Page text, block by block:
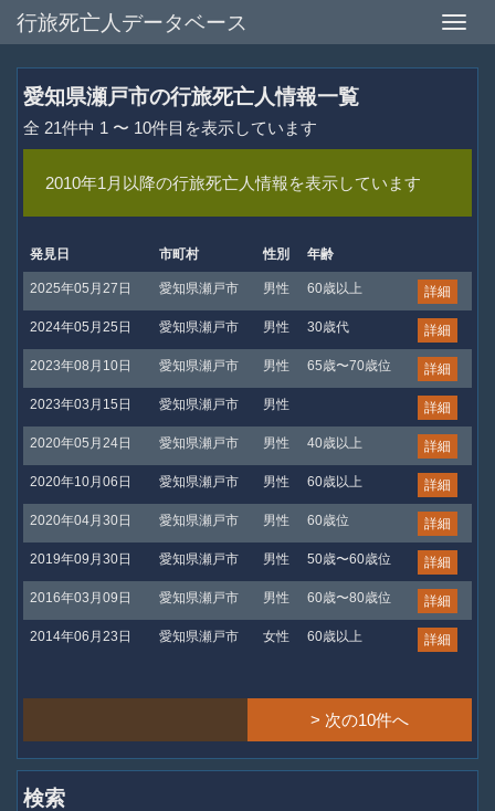
Toggle
行旅死亡人データベース
愛知県瀬戸市の行旅死亡人情報一覧
全 21件中 1 〜 10件目を表示しています
2010年1月以降の行旅死亡人情報を表示しています
発見日 市町村 性別 年齢
2025年05月27日 愛知県瀬戸市 男性 60歳以上 詳細
2024年05月25日 愛知県瀬戸市 男性 30歳代 詳細
2023年08月10日 愛知県瀬戸市 男性 65歳〜70歳位 詳細
2023年03月15日 愛知県瀬戸市 男性 詳細
2020年05月24日 愛知県瀬戸市 男性 40歳以上 詳細
2020年10月06日 愛知県瀬戸市 男性 60歳以上 詳細
2020年04月30日 愛知県瀬戸市 男性 60歳位 詳細
2019年09月30日 愛知県瀬戸市 男性 50歳〜60歳位 詳細
2016年03月09日 愛知県瀬戸市 男性 60歳〜80歳位 詳細
2014年06月23日 愛知県瀬戸市 女性 60歳以上 詳細
> 次の10件へ
検索